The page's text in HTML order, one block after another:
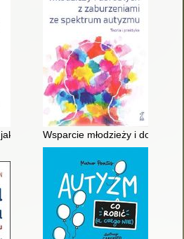
rozmawiać i jak słuchać :
Wsparcie młodzieży i